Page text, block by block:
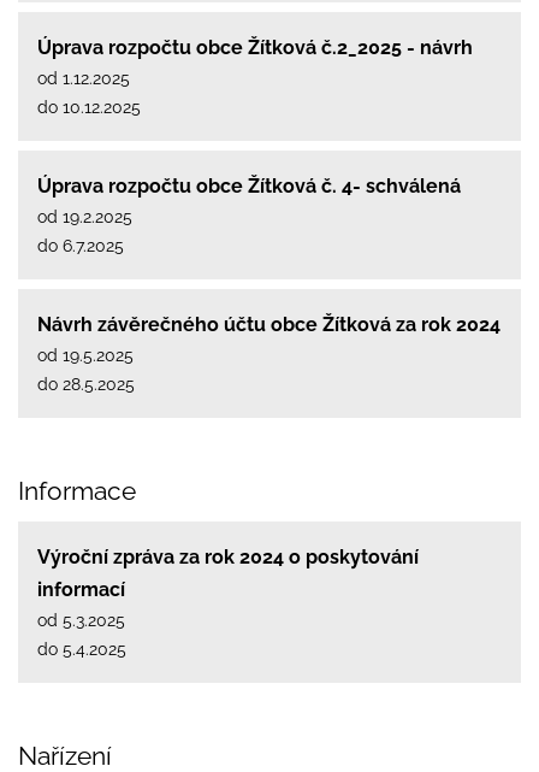
Úprava rozpočtu obce Žítková č.2_2025 - návrh
od 1.12.2025
do 10.12.2025
Úprava rozpočtu obce Žítková č. 4- schválená
od 19.2.2025
do 6.7.2025
Návrh závěrečného účtu obce Žítková za rok 2024
od 19.5.2025
do 28.5.2025
Informace
Výroční zpráva za rok 2024 o poskytování
informací
od 5.3.2025
do 5.4.2025
Nařízení